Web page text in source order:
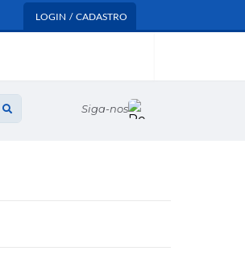
LOGIN / CADASTRO
Siga-nos